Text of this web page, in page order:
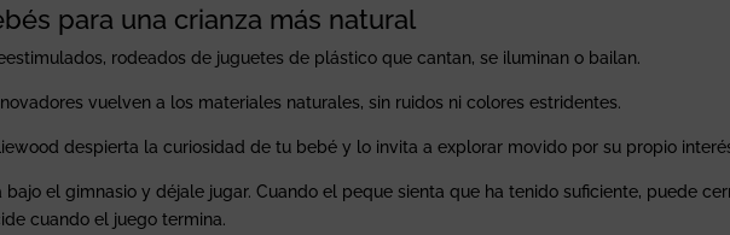
para una crianza más natural
rodeados de juguetes de plástico que cantan, se iluminan o bailan.
vuelven a los materiales naturales, sin ruidos ni colores estridentes.
despierta la curiosidad de tu bebé y lo invita a explorar movido por su propio
el gimnasio y déjale jugar. Cuando el peque sienta que ha tenido suficiente, puede
cuando el juego termina.